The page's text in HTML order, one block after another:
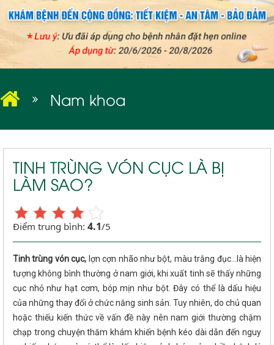
Nam khoa
TINH TRÙNG VÓN CỤC LÀ BỊ
LÀM SAO?
Điểm trung bình: 4.1/5
Tinh trùng vón cục, lợn cợn nhão như bột, màu trắng đục…là hiện
tượng không bình thường ở nam giới, khi xuất tinh sẽ thấy những
cục nhỏ như hạt cơm, bóp mịn như bột. Đây có thể là dấu hiệu
của những thay đổi ở chức năng sinh sản. Tuy nhiên, do chủ quan
hoặc thiếu kiến thức về vấn đề này nên nam giới thường chậm
chạp trong chuyện thăm khám khiến bệnh kéo dài dẫn đến nguy